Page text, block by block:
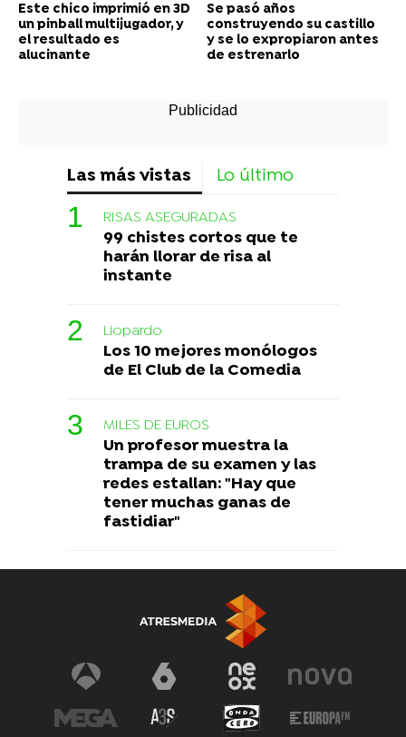
Este chico imprimió en 3D
un pinball multijugador, y
el resultado es
alucinante
Se pasó años
construyendo su castillo
y se lo expropiaron antes
de estrenarlo
Las más vistas Lo último
RISAS ASEGURADAS
99 chistes cortos que te
harán llorar de risa al
instante
Liopardo
Los 10 mejores monólogos
de El Club de la Comedia
MILES DE EUROS
Un profesor muestra la
trampa de su examen y las
redes estallan: "Hay que
tener muchas ganas de
fastidiar"